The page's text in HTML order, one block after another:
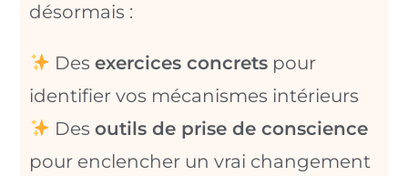
désormais :
Desexercices concrets pour
identifier vos mécanismes intérieurs
Desoutils de prise de conscience
pour enclencher un vrai changement